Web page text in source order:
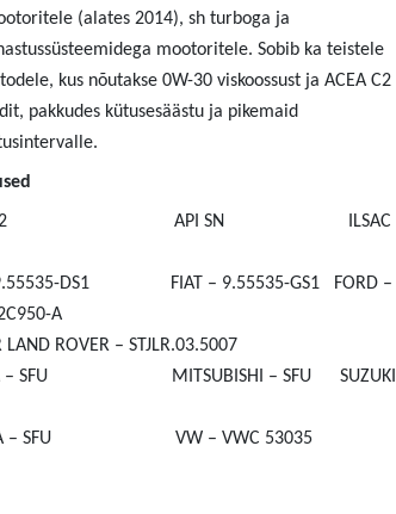
(alates 2014), sh turboga ja
mootoritele. Sobib ka teistele
kus nõutakse 0W-30 viskoossust ja ACEA C2
pakkudes kütusesäästu ja pikemaid
API SN
ILSAC
DS1
FIAT – 9.55535-GS1
FORD –
A
LAND ROVER – STJLR.03.5007
SFU
MITSUBISHI – SFU
SUZUKI
– SFU
VW – VWC 53035